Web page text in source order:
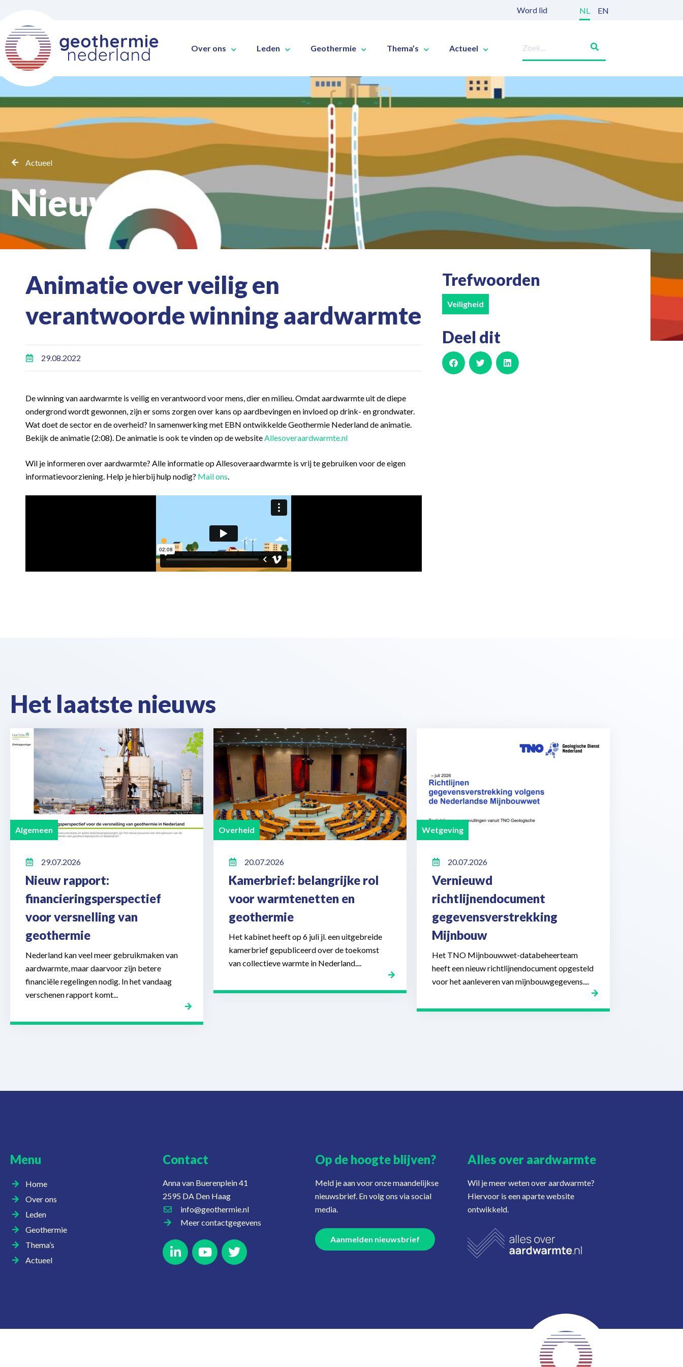
Word lid NL EN
Over ons Leden Geothermie Thema’s Actueel
Actueel
Nieuws
Animatie over veilig en
verantwoorde winning aardwarmte
29.08.2022
De winning van aardwarmte is veilig en verantwoord voor mens, dier en milieu. Omdat aardwarmte uit de diepe
ondergrond wordt gewonnen, zijn er soms zorgen over kans op aardbevingen en invloed op drink- en grondwater.
Wat doet de sector en de overheid? In samenwerking met EBN ontwikkelde Geothermie Nederland de animatie.
Bekijk de animatie (2:08). De animatie is ook te vinden op de websiteAllesoveraardwarmte.nl
Wil je informeren over aardwarmte? Alle informatie op Allesoveraardwarmte is vrij te gebruiken voor de eigen
informatievoorziening. Help je hierbij hulp nodig? Mail ons.
Trefwoorden
Veiligheid
Deel dit
Het laatste nieuws
Algemeen
29.07.2026
Nieuw rapport:
financieringsperspectief
voor versnelling van
geothermie
Nederland kan veel meer gebruikmaken van
aardwarmte, maar daarvoor zijn betere
financiële regelingen nodig. In het vandaag
verschenen rapport komt...
Overheid
20.07.2026
Kamerbrief: belangrijke rol
voor warmtenetten en
geothermie
Het kabinet heeft op 6 juli jl. een uitgebreide
kamerbrief gepubliceerd over de toekomst
van collectieve warmte in Nederland....
Wetgeving
20.07.2026
Vernieuwd
richtlijnendocument
gegevensverstrekking
Mijnbouw
Het TNO Mijnbouwwet-databeheerteam
heeft een nieuw richtlijnendocument opgesteld
voor het aanleveren van mijnbouwgegevens....
Menu
Home
Over ons
Leden
Geothermie
Thema’s
Actueel
Contact
Anna van Buerenplein 41
2595 DA Den Haag
info@geothermie.nl
Meer contactgegevens
Op de hoogte blijven?
Meld je aan voor onze maandelijkse
nieuwsbrief. En volg ons via social
media.
Aanmelden nieuwsbrief
Alles over aardwarmte
Wil je meer weten over aardwarmte?
Hiervoor is een aparte website
ontwikkeld.